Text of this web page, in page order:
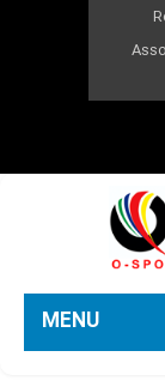
MENU